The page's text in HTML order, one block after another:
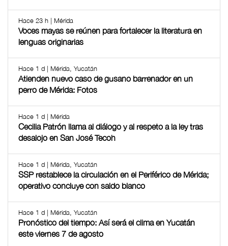
Hace 23 h | Mérida
Voces mayas se reúnen para fortalecer la literatura en
lenguas originarias
Hace 1 d | Mérida, Yucatán
Atienden nuevo caso de gusano barrenador en un
perro de Mérida: Fotos
Hace 1 d | Mérida
Cecilia Patrón llama al diálogo y al respeto a la ley tras
desalojo en San José Tecoh
Hace 1 d | Mérida, Yucatán
SSP restablece la circulación en el Periférico de Mérida;
operativo concluye con saldo blanco
Hace 1 d | Mérida, Yucatán
Pronóstico del tiempo: Así será el clima en Yucatán
este viernes 7 de agosto